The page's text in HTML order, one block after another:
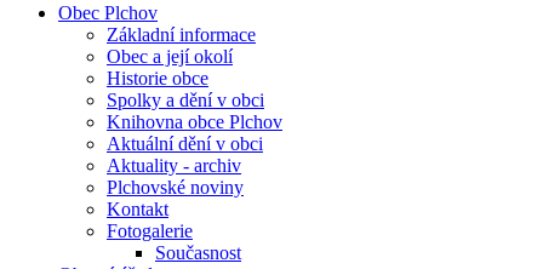
Obec Plchov
Základní informace
Obec a její okolí
Historie obce
Spolky a dění v obci
Knihovna obce Plchov
Aktuální dění v obci
Aktuality - archiv
Plchovské noviny
Kontakt
Fotogalerie
Současnost